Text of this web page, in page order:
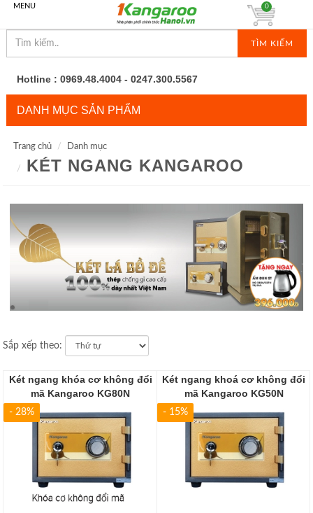
MENU
TÌM KIẾM
0
Hotline : 0969.48.4004 - 0247.300.5567
DANH MỤC SẢN PHẨM
Trang chủ Danh mục
KÉT NGANG KANGAROO
Sắp xếp theo:
Két ngang khóa cơ không đổi
mã Kangaroo KG80N
- 28%
Két ngang khoá cơ không đổi
mã Kangaroo KG50N
- 15%